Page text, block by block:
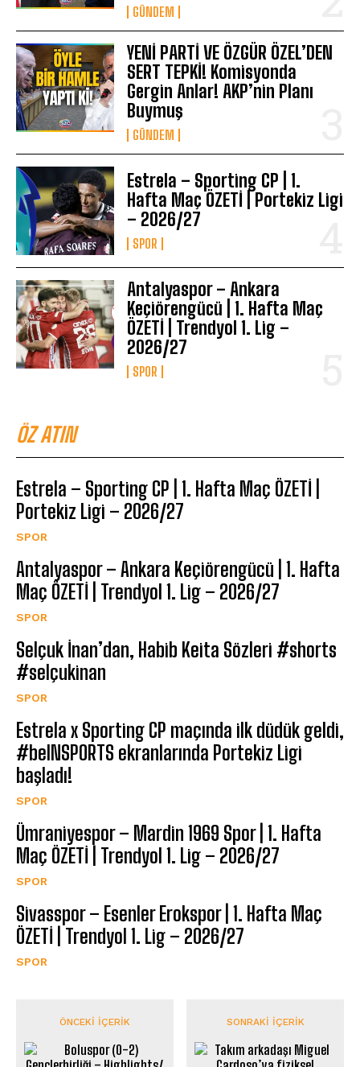
GÜNDEM
YENİ PARTİ VE ÖZGÜR ÖZEL’DEN
SERT TEPKİ! Komisyonda
Gergin Anlar! AKP’nin Planı
Buymuş
GÜNDEM
Estrela – Sporting CP | 1.
Hafta Maç ÖZETİ | Portekiz Ligi
– 2026/27
SPOR
Antalyaspor – Ankara
Keçiörengücü | 1. Hafta Maç
ÖZETİ | Trendyol 1. Lig –
2026/27
SPOR
ÖZ ATIN
Estrela – Sporting CP | 1. Hafta Maç ÖZETİ |
Portekiz Ligi – 2026/27
SPOR
Antalyaspor – Ankara Keçiörengücü | 1. Hafta
Maç ÖZETİ | Trendyol 1. Lig – 2026/27
SPOR
Selçuk İnan’dan, Habib Keita Sözleri #shorts
#selçukinan
SPOR
Estrela x Sporting CP maçında ilk düdük geldi,
#beINSPORTS ekranlarında Portekiz Ligi
başladı!
SPOR
Ümraniyespor – Mardin 1969 Spor | 1. Hafta
Maç ÖZETİ | Trendyol 1. Lig – 2026/27
SPOR
Sivasspor – Esenler Erokspor | 1. Hafta Maç
ÖZETİ | Trendyol 1. Lig – 2026/27
SPOR
ÖNCEKI İÇERIK SONRAKI İÇERIK